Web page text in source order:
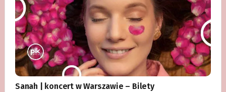
Sanah | koncert w Warszawie – Bilety